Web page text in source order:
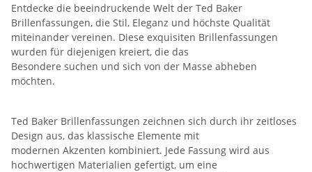
Entdecke die beeindruckende Welt der Ted Baker
Brillenfassungen, die Stil, Eleganz und höchste Qualität
miteinander vereinen. Diese exquisiten Brillenfassungen
wurden für diejenigen kreiert, die das
Besondere suchen und sich von der Masse abheben
möchten.
Ted Baker Brillenfassungen zeichnen sich durch ihr zeitloses
Design aus, das klassische Elemente mit
modernen Akzenten kombiniert. Jede Fassung wird aus
hochwertigen Materialien gefertigt, um eine